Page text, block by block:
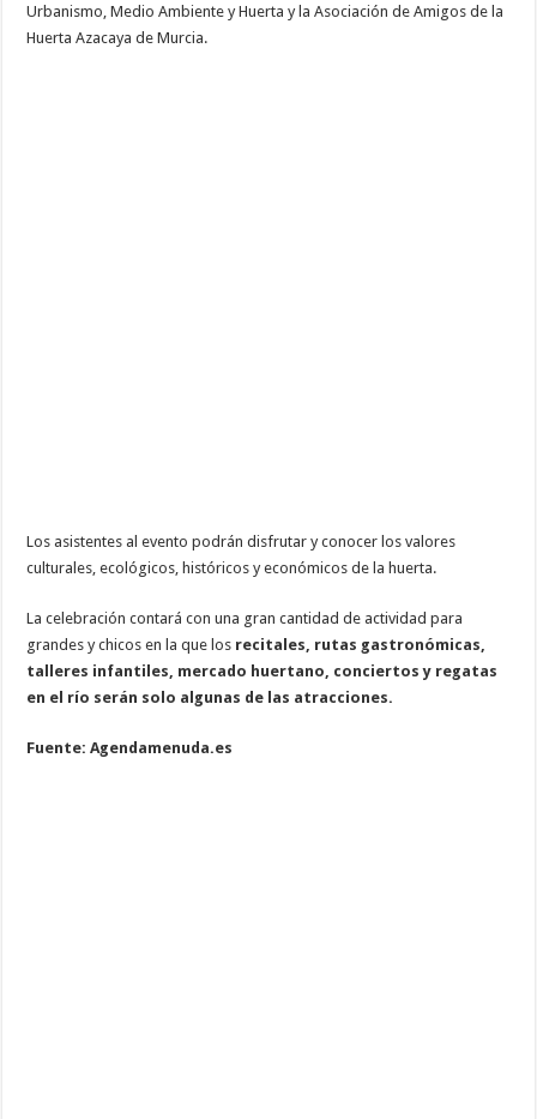
Urbanismo, Medio Ambiente y Huerta y la Asociación de Amigos de la
Huerta Azacaya de Murcia.
Los asistentes al evento podrán disfrutar y conocer los valores
culturales, ecológicos, históricos y económicos de la huerta.
La celebración contará con una gran cantidad de actividad para
grandes y chicos en la que los recitales, rutas gastronómicas,
talleres infantiles, mercado huertano, conciertos y regatas
en el río serán solo algunas de las atracciones.
Fuente: Agendamenuda.es